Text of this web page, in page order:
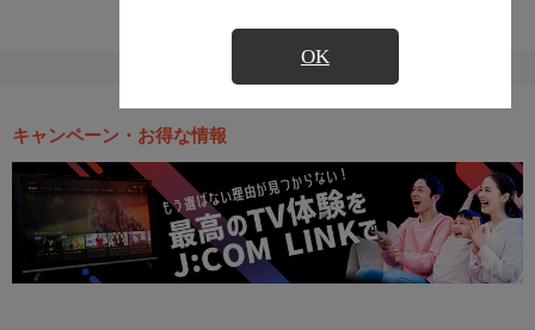
OK
キャンペーン・お得な情報